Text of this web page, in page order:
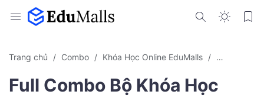
Trang chủ Combo Khóa Học Online EduMalls Lập Trình
Full Combo Bộ Khóa Học